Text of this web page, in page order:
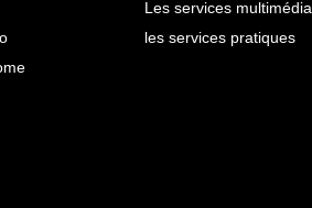
Les services multimédia
les services pratiques